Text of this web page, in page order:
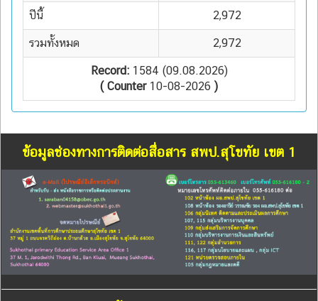
ปีนี้ 2,972
รวมทั้งหมด 2,972
Record:1584 (09.08.2026)
( Counter10-08-2026 )
ข้อมูลช่องทางการติดต่อสื่อสาร สพป.สุโขทัย เขต 1